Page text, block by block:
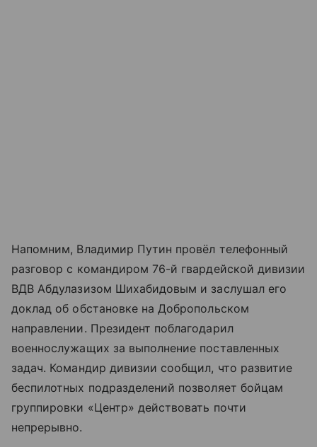
Напомним, Владимир Путин провёл телефонный
разговор с командиром 76-й гвардейской дивизии
ВДВ Абдулазизом Шихабидовым и заслушал его
доклад об обстановке на Добропольском
направлении. Президент поблагодарил
военнослужащих за выполнение поставленных
задач. Командир дивизии сообщил, что развитие
беспилотных подразделений позволяет бойцам
группировки «Центр» действовать почти
непрерывно.